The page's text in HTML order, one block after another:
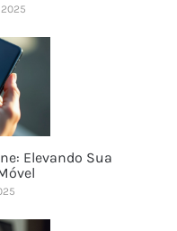
2025
Elevando Sua